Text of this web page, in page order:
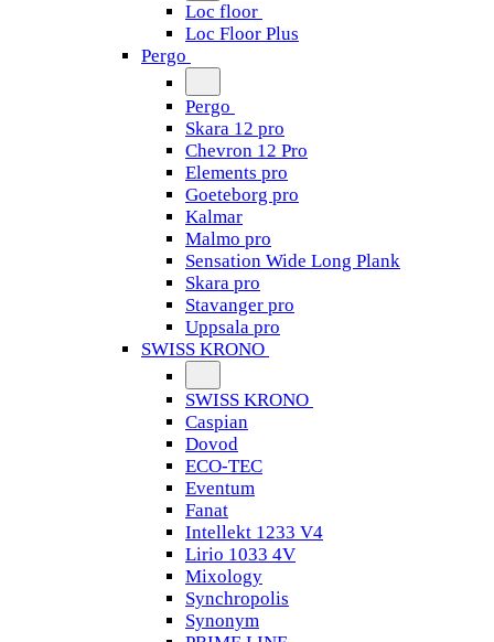
Loc floor
Loc Floor Plus
Pergo
Pergo
Skara 12 pro
Chevron 12 Pro
Elements pro
Goeteborg pro
Kalmar
Malmo pro
Sensation Wide Long Plank
Skara pro
Stavanger pro
Uppsala pro
SWISS KRONO
SWISS KRONO
Caspian
Dovod
ECO-TEC
Eventum
Fanat
Intellekt 1233 V4
Lirio 1033 4V
Mixology
Synchropolis
Synonym